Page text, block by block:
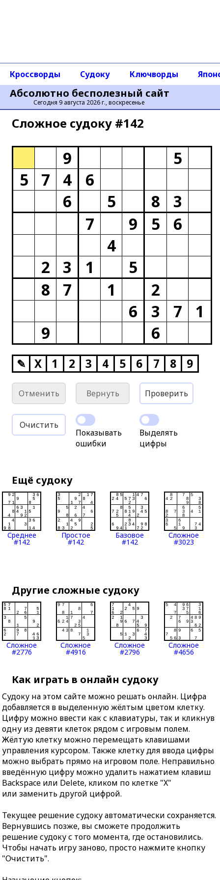
Абсолютно бесполезный сайт
Сегодня 9 августа 2026 г., воскресенье
Кроссворды Судоку Ключворды
Сложное cудоку #142
9
5
5
7 4
6
6
5 8
3
7
9 5
6
4
2
3 1
5
8
7 1
2
6
3 7
1
9
6
✎ X 1 2 3 4 5 6 7 8 9
Отменить Вернуть Проверить
Очистить
Показывать
ошибки
Выделять
цифры
Ещё судоку
Среднее
#142
Простое
#142
Базовое
#142
Сложное
#3023
Другие сложные судоку
Сложное
#2776
Сложное
#4916
Сложное
#2796
Сложное
#4656
Как играть в онлайн судоку
Судоку на этом сайте можно решать онлайн. Цифра
добавляется в выделенную жёлтым цветом клетку.
Цифру можно ввести как с клавиатуры, так и кликнув
одну из девяти клеток рядом с игровым полем.
Жёлтую клетку можно перемещать клавишами
управления курсором. Также клетку для ввода цифры
можно выбрать прямо на игровом поле. Неправильно
введённую цифру можно удалить нажатием клавиш
Backspace или Delete, кликом по клетке "X"
или заменить другой цифрой.
Текущее решение судоку автоматически сохраняется.
Вернувшись позже, вы сможете продолжить
решение судоку с того момента, где остановились.
Чтобы начать игру заново, просто нажмите кнопку
"Очистить".